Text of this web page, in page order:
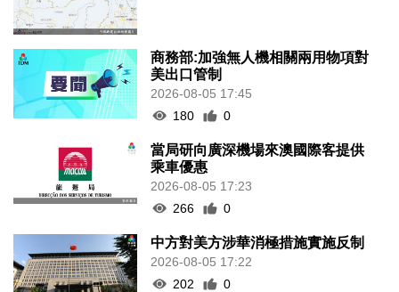
商務部:加強無人機相關兩用物項對
美出口管制
2026-08-05 17:45
180
0
當局研向廣深機場來澳國際客提供
乘車優惠
2026-08-05 17:23
266
0
中方對美方涉華消極措施實施反制
2026-08-05 17:22
202
0